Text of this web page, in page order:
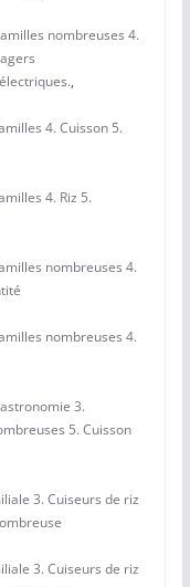
nombreuses 4.
,
4. Cuisson 5.
4. Riz 5.
nombreuses 4.
nombreuses 4.
3.
5. Cuisson
3. Cuiseurs de riz
3. Cuiseurs de riz